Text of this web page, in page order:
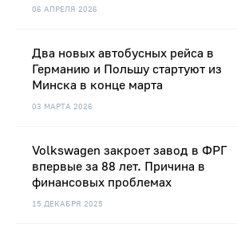
06 АПРЕЛЯ 2026
03 МАРТА 2026
Два новых автобусных рейса в
Германию и Польшу стартуют из
Минска в конце марта
15 ДЕКАБРЯ 2025
Volkswagen закроет завод в ФРГ
впервые за 88 лет. Причина в
финансовых проблемах